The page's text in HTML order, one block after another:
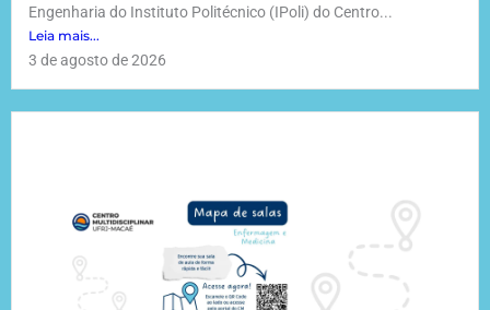
Engenharia do Instituto Politécnico (IPoli) do Centro...
Leia mais...
3 de agosto de 2026